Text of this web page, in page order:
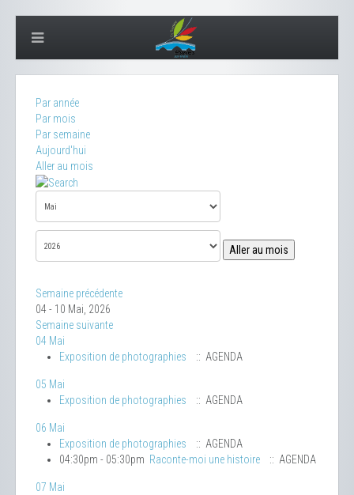
Par année
Par mois
Par semaine
Aujourd'hui
Aller au mois
Aller au mois
Semaine précédente
04 - 10 Mai, 2026
Semaine suivante
04 Mai
Exposition de photographies
:: AGENDA
05 Mai
Exposition de photographies
:: AGENDA
06 Mai
Exposition de photographies
:: AGENDA
04:30pm - 05:30pm Raconte-moi une histoire :: AGENDA
07 Mai